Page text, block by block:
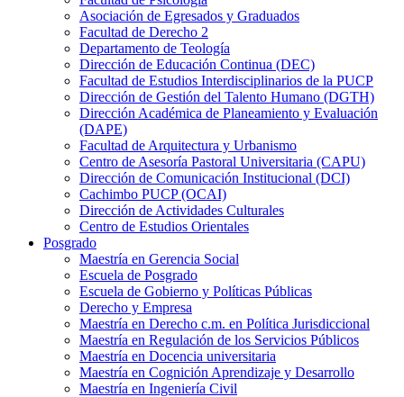
Asociación de Egresados y Graduados
Facultad de Derecho 2
Departamento de Teología
Dirección de Educación Continua (DEC)
Facultad de Estudios Interdisciplinarios de la PUCP
Dirección de Gestión del Talento Humano (DGTH)
Dirección Académica de Planeamiento y Evaluación
(DAPE)
Facultad de Arquitectura y Urbanismo
Centro de Asesoría Pastoral Universitaria (CAPU)
Dirección de Comunicación Institucional (DCI)
Cachimbo PUCP (OCAI)
Dirección de Actividades Culturales
Centro de Estudios Orientales
Posgrado
Maestría en Gerencia Social
Escuela de Posgrado
Escuela de Gobierno y Políticas Públicas
Derecho y Empresa
Maestría en Derecho c.m. en Política Jurisdiccional
Maestría en Regulación de los Servicios Públicos
Maestría en Docencia universitaria
Maestría en Cognición Aprendizaje y Desarrollo
Maestría en Ingeniería Civil